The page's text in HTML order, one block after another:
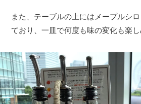
また、テーブルの上にはメープルシ
ており、一皿で何度も味の変化も楽し